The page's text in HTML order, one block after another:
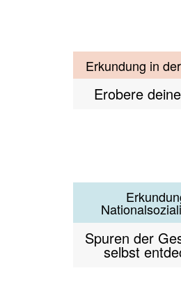
Olympia
Extra-Tram für
Tram de